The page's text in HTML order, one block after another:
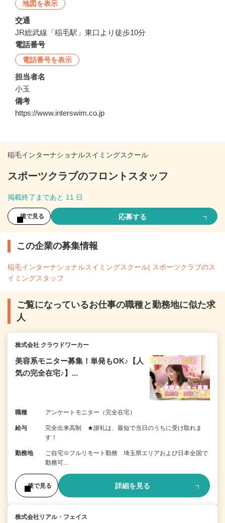
地図を表示
交通
JR総武線「稲毛駅」東口より徒歩10分
電話番号
電話番号を表示
担当者名
小玉
備考
https://www.interswim.co.jp
稲毛インターナショナルスイミングスクール
スポーツクラブのフロントスタッフ
掲載終了まであと 11 日
後で見る 応募する
この企業の募集情報
稲毛インターナショナルスイミングスクール| スポーツクラブのス
イミングスタッフ
ご覧になっているお仕事の職種と勤務地に似た求
人
株式会社 クラウドワーカー
美容系モニター募集！単発もOK♪【人
気の完全在宅♪】...
職種 アンケートモニター（完全在宅）
給与
完全出来高制 ★謝礼は、最短で当日のうちに受け取れま
す！
勤務地
ご自宅※フルリモート勤務 埼玉県エリアおよび日本全国で
勤務可...
後で見る 詳細を見る
株式会社リアル・フェイス